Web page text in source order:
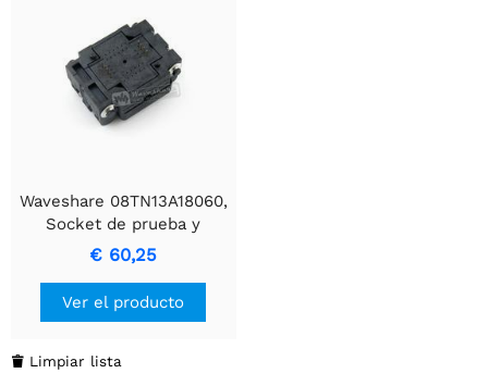
Waveshare 08TN13A18060,
Socket de prueba y
quemado
€ 60,25
Ver el producto
 Limpiar lista